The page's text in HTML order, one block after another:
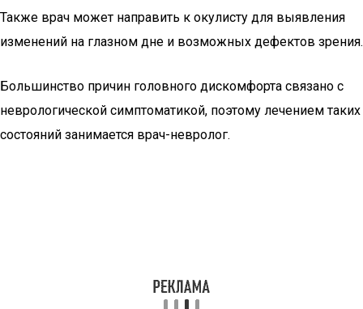
Также врач может направить к окулисту для выявления
изменений на глазном дне и возможных дефектов зрения.
Большинство причин головного дискомфорта связано с
неврологической симптоматикой, поэтому лечением таких
состояний занимается врач-невролог.